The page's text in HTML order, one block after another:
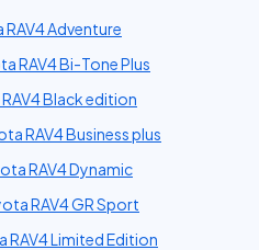
Adventure
RAV4 Bi-Tone Plus
Black edition
RAV4 Business plus
RAV4 Dynamic
RAV4 GR Sport
RAV4 Limited Edition